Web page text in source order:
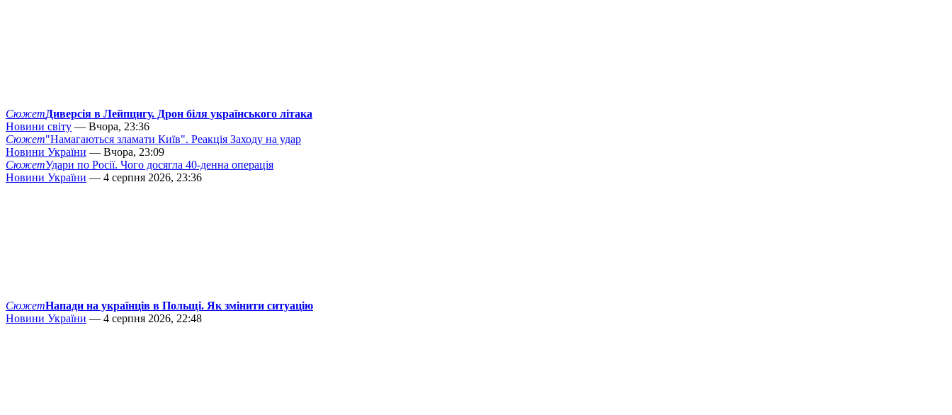
СюжетДиверсія в Лейпцигу. Дрон біля українського літака
Новини світу — Вчора, 23:36
Сюжет"Намагаються зламати Київ". Реакція Заходу на удар
Новини України — Вчора, 23:09
СюжетУдари по Росії. Чого досягла 40-денна операція
Новини України — 4 серпня 2026, 23:36
СюжетНапади на українців в Польщі. Як змінити ситуацію
Новини України — 4 серпня 2026, 22:48